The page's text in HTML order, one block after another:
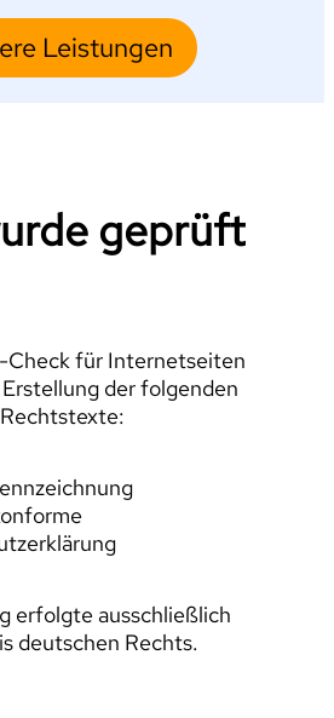
Leistungen
geprüft
Check für Internetseiten
der folgenden
Rechtstexte:
erfolgte ausschließlich
deutschen Rechts.